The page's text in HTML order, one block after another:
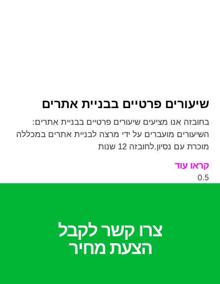
שיעורים פרטיים בבניית אתרים
בחובזה אנו מציעים שיעורים פרטיים בבניית אתרים:
השיעורים מועברים על ידי מרצה לבניית אתרים במכללה
מוכרת עם נסיון.לחובזה 12 שנות
קראו עוד
צרו קשר לקבל
הצעת מחיר